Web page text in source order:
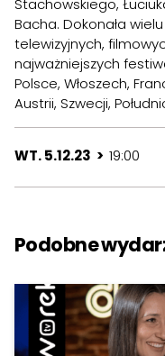
Stachowskiego,
Bacha. Dokonała
telewizyjnych,
najważniejszych
Polsce, Włoszech,
Austrii, Szwecji,
WT. 5.12.23 > 19:00
Podobne